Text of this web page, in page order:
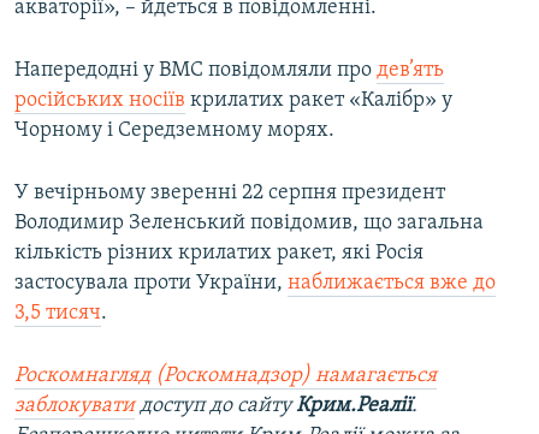
акваторії», – йдеться в повідомленні.
Напередодні у ВМС повідомляли про дев’ять
російських носіїв крилатих ракет «Калібр» у
Чорному і Середземному морях.
У вечірньому зверенні 22 серпня президент
Володимир Зеленський повідомив, що загальна
кількість різних крилатих ракет, які Росія
застосувала проти України, наближається вже до
3,5 тисяч.
Роскомнагляд (Роскомнадзор) намагається
заблокуватидоступ до сайтуКрим.Реалії.